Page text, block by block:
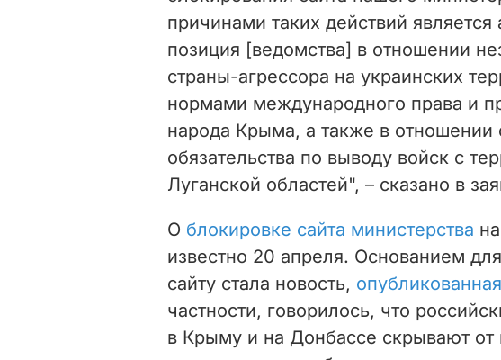
причинами таких действий
позиция [ведомства] в отношении
страны-агрессора на украинских
нормами международного права и
народа Крыма, а также в отношении
обязательства по выводу войск с
Луганской областей", – сказано в
О блокировке сайта министерства
известно 20 апреля. Основанием
сайту стала новость, опубликованная
частности, говорилось, что
в Крыму и на Донбассе скрывают